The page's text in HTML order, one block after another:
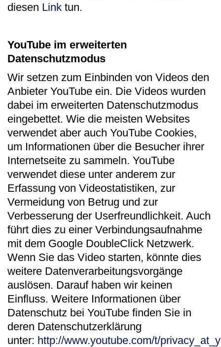
diesen Link tun.
YouTube im erweiterten
Datenschutzmodus
Wir setzen zum Einbinden von Videos den
Anbieter YouTube ein. Die Videos wurden
dabei im erweiterten Datenschutzmodus
eingebettet. Wie die meisten Websites
verwendet aber auch YouTube Cookies,
um Informationen über die Besucher ihrer
Internetseite zu sammeln. YouTube
verwendet diese unter anderem zur
Erfassung von Videostatistiken, zur
Vermeidung von Betrug und zur
Verbesserung der Userfreundlichkeit. Auch
führt dies zu einer Verbindungsaufnahme
mit dem Google DoubleClick Netzwerk.
Wenn Sie das Video starten, könnte dies
weitere Datenverarbeitungsvorgänge
auslösen. Darauf haben wir keinen
Einfluss. Weitere Informationen über
Datenschutz bei YouTube finden Sie in
deren Datenschutzerklärung
unter: http://www.youtube.com/t/